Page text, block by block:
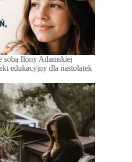
sobą Ilony Adamskiej
edukacyjny dla nastolatek